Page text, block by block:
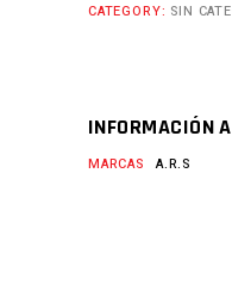
CATEGORY: SIN
INFORMACIÓN
MARCAS A.R.S